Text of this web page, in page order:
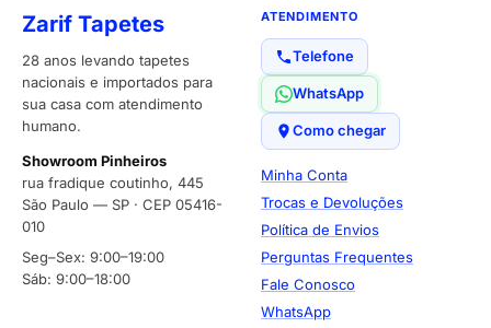
Zarif Tapetes
28 anos levando tapetes
nacionais e importados para
sua casa com atendimento
humano.
Showroom Pinheiros
rua fradique coutinho, 445
São Paulo — SP · CEP 05416-
010
Seg–Sex: 9:00–19:00
Sáb: 9:00–18:00
ATENDIMENTO
Telefone
WhatsApp
Como chegar
Minha Conta
Trocas e Devoluções
Política de Envios
Perguntas Frequentes
Fale Conosco
WhatsApp